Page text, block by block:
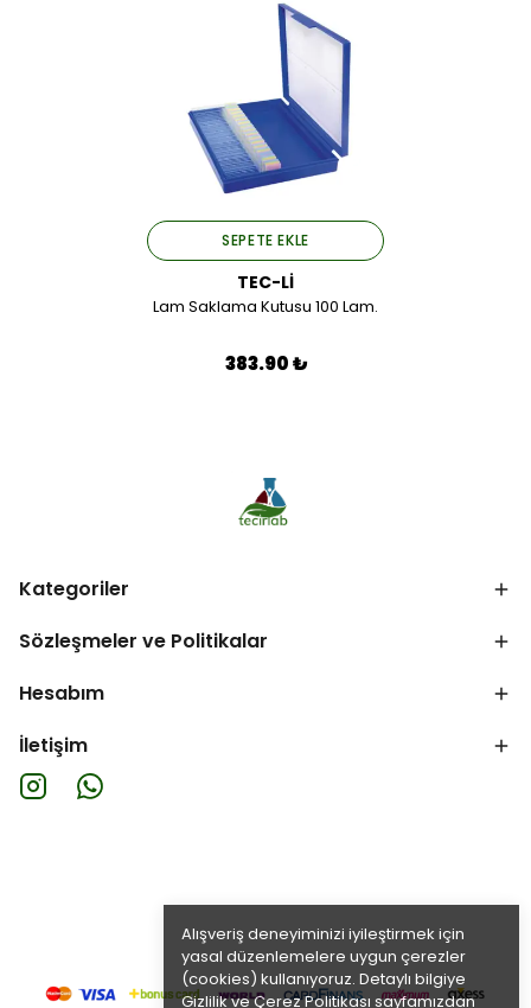
Alışveriş deneyiminizi iyileştirmek için
yasal düzenlemelere uygun çerezler
(cookies) kullanıyoruz. Detaylı bilgiye
Gizlilik ve Çerez Politikası sayfamızdan
SEPETE EKLE
TEC-Lİ
Lam Saklama Kutusu 100 Lam.
383.90 ₺
Kategoriler
Sözleşmeler ve Politikalar
Hesabım
İletişim